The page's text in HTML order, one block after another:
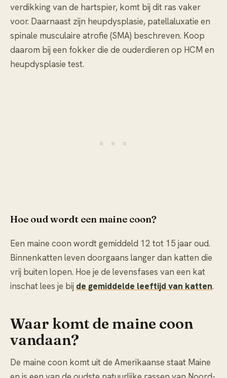
verdikking van de hartspier, komt bij dit ras vaker
voor. Daarnaast zijn heupdysplasie, patellaluxatie en
spinale musculaire atrofie (SMA) beschreven. Koop
daarom bij een fokker die de ouderdieren op HCM en
heupdysplasie test.
Hoe oud wordt een maine coon?
Een maine coon wordt gemiddeld 12 tot 15 jaar oud.
Binnenkatten leven doorgaans langer dan katten die
vrij buiten lopen. Hoe je de levensfases van een kat
inschat lees je bij de gemiddelde leeftijd van katten.
Waar komt de maine coon
vandaan?
De maine coon komt uit de Amerikaanse staat Maine